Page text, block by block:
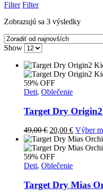
Filter Filter
Zobrazujú sa 3 výsledky
Show
59% OFF
Deti, Oblečenie
Target Dry
49,00€ Pôvodná
cena
bola:
49,00 €.
20,00 €Aktuálna
cena
je:
Výber
59% OFF
Deti, Oblečenie
Target Dry Mias